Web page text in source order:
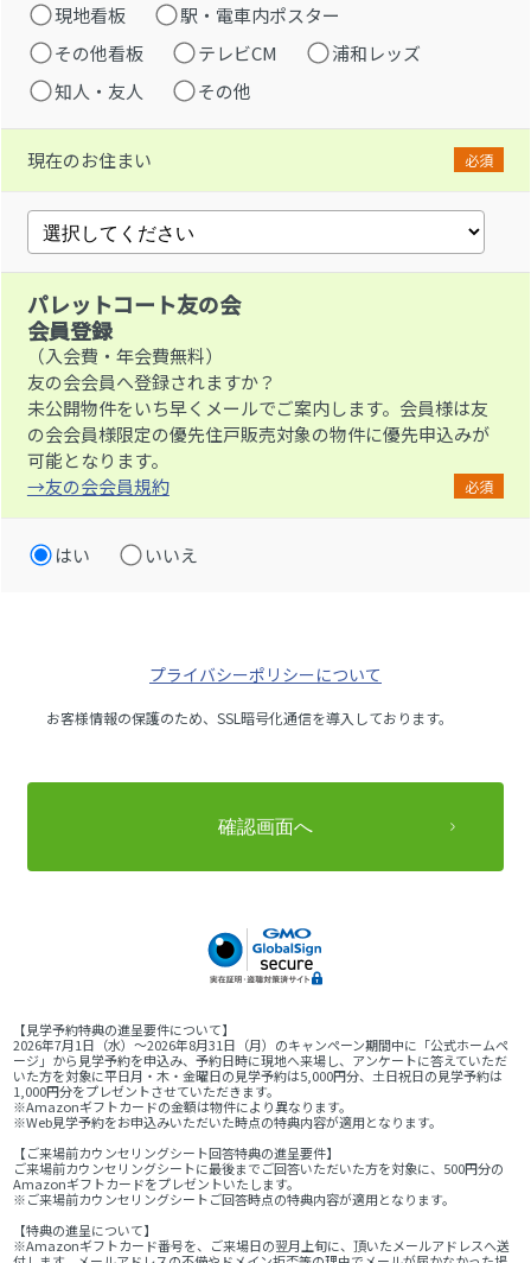
現地看板
駅・電車内ポスター
その他看板
テレビCM
浦和レッズ
知人・友人
その他
現在のお住まい 必須
パレットコート友の会
会員登録
（入会費・年会費無料）
友の会会員へ登録されますか？
未公開物件をいち早くメールでご案内します。会員様は友
の会会員様限定の優先住戸販売対象の物件に優先申込みが
可能となります。
→友の会会員規約
必須
はい いいえ
プライバシーポリシーについて
お客様情報の保護のため、SSL暗号化通信を導入しております。
【見学予約特典の進呈要件について】
2026年7月1日（水）～2026年8月31日（月）のキャンペーン期間中に「公式ホームペ
ージ」から見学予約を申込み、予約日時に現地へ来場し、アンケートに答えていただ
いた方を対象に平日月・木・金曜日の見学予約は5,000円分、土日祝日の見学予約は
1,000円分をプレゼントさせていただきます。
※Amazonギフトカードの金額は物件により異なります。
※Web見学予約をお申込みいただいた時点の特典内容が適用となります。
【ご来場前カウンセリングシート回答特典の進呈要件】
ご来場前カウンセリングシートに最後までご回答いただいた方を対象に、500円分の
Amazonギフトカードをプレゼントいたします。
※ご来場前カウンセリングシートご回答時点の特典内容が適用となります。
【特典の進呈について】
※Amazonギフトカード番号を、ご来場日の翌月上旬に、頂いたメールアドレスへ送